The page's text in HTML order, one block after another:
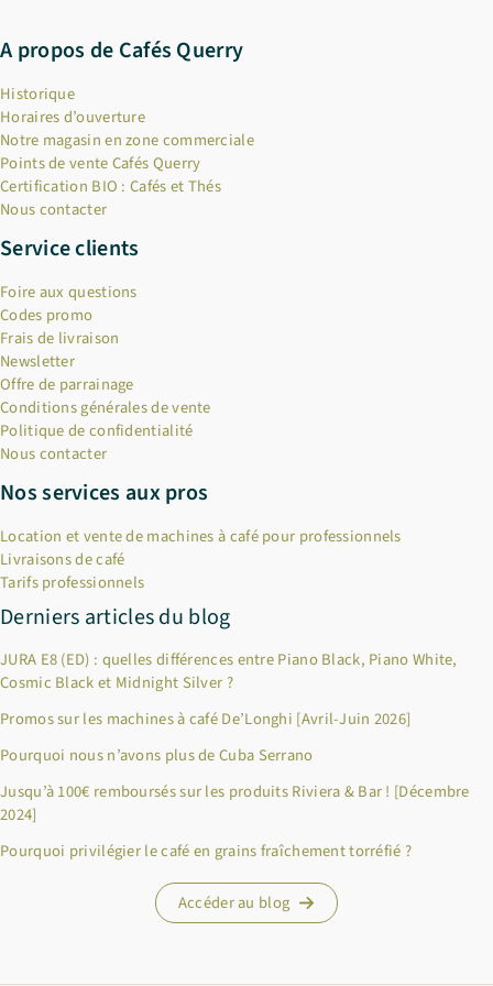
A propos de Cafés Querry
Historique
Horaires d’ouverture
Notre magasin en zone commerciale
Points de vente Cafés Querry
Certification BIO : Cafés et Thés
Nous contacter
Service clients
Foire aux questions
Codes promo
Frais de livraison
Newsletter
Offre de parrainage
Conditions générales de vente
Politique de confidentialité
Nous contacter
Nos services aux pros
Location et vente de machines à café pour professionnels
Livraisons de café
Tarifs professionnels
Derniers articles du blog
JURA E8 (ED) : quelles différences entre Piano Black, Piano White,
Cosmic Black et Midnight Silver ?
Promos sur les machines à café De’Longhi [Avril-Juin 2026]
Pourquoi nous n’avons plus de Cuba Serrano
Jusqu’à 100€ remboursés sur les produits Riviera & Bar ! [Décembre
2024]
Pourquoi privilégier le café en grains fraîchement torréfié ?
Accéder au blog
Bienvenue chez Cafés Querry !
Profitez de -10% sur votre première commande (hors
abonnements, machines à café, bouilloires, machines à thé et
chèques cadeau et offres promotionnelles en cours). Copiez le